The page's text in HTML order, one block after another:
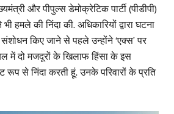
और पीपुल्स डेमोक्रेटिक पार्टी (पीडीपी)
हमले की निंदा की. अधिकारियों द्वारा घटना
किए जाने से पहले उन्होंने ‘एक्स’ पर
में दो मजदूरों के खिलाफ हिंसा के इस
रूप से निंदा करती हूं. उनके परिवारों के प्रति